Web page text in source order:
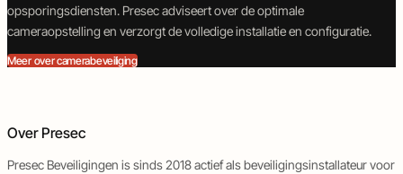
opsporingsdiensten. Presec adviseert over de optimale
cameraopstelling en verzorgt de volledige installatie en configuratie.
Meer over camerabeveiliging
Over Presec
Presec Beveiligingen is sinds 2018 actief als beveiligingsinstallateur voor